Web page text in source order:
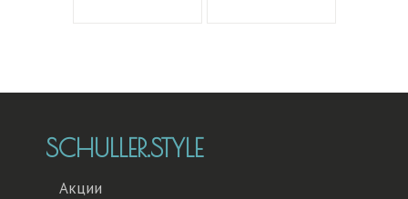
SCHULLER.STYLE
Акции